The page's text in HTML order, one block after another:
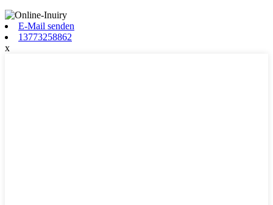
E-Mail senden
13773258862
x